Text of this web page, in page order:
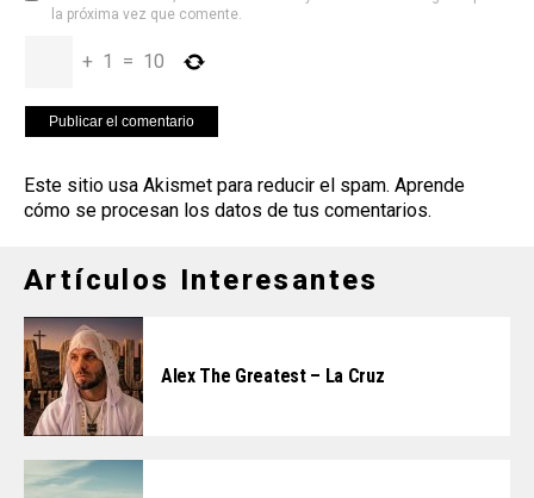
la próxima vez que comente.
+ 1 = 10
Este sitio usa Akismet para reducir el spam. Aprende
cómo se procesan los datos de tus comentarios.
Artículos Interesantes
Alex The Greatest – La Cruz